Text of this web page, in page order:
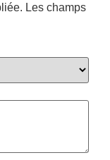
Les champs